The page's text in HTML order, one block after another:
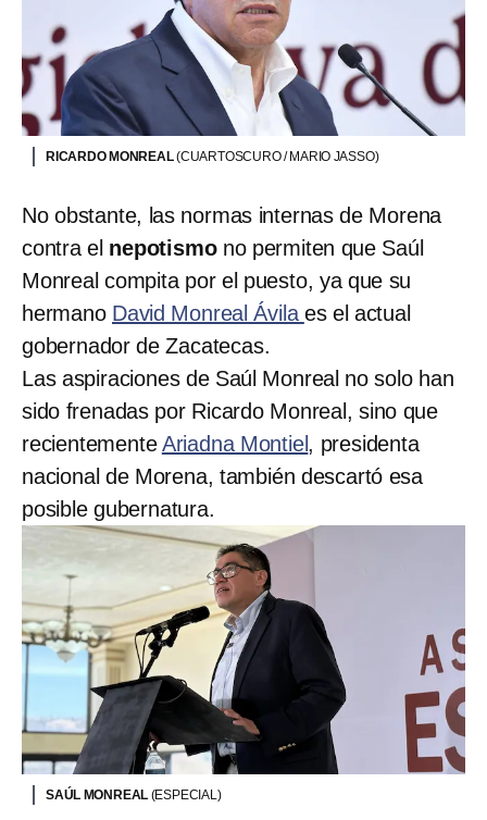
RICARDO MONREAL(CUARTOSCURO / MARIO JASSO)
No obstante, las normas internas de Morena
contra el nepotismono permiten que Saúl
Monreal compita por el puesto, ya que su
hermano David Monreal Ávila es el actual
gobernador de Zacatecas.
Las aspiraciones de Saúl Monreal no solo han
sido frenadas por Ricardo Monreal, sino que
recientementeAriadna Montiel, presidenta
nacional de Morena, también descartó esa
posible gubernatura.
SAÚL MONREAL (ESPECIAL)